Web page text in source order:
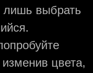
лишь выбрать
цвета,